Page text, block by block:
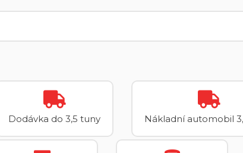
Dodávka do 3,5 tuny Nákladní automobil